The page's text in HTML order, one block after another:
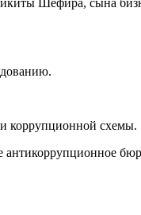
Шефира, сына
коррупционной схемы.
антикоррупционное